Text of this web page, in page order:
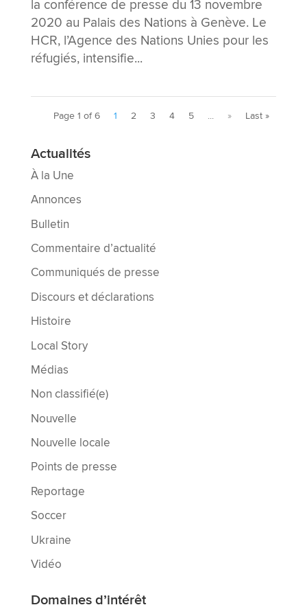
la conférence de presse du 13 novembre
2020 au Palais des Nations à Genève. Le
HCR, l’Agence des Nations Unies pour les
réfugiés, intensifie...
Page 1 of 6 1 2 3 4 5 ... » Last »
Actualités
À la Une
Annonces
Bulletin
Commentaire d’actualité
Communiqués de presse
Discours et déclarations
Histoire
Local Story
Médias
Non classifié(e)
Nouvelle
Nouvelle locale
Points de presse
Reportage
Soccer
Ukraine
Vidéo
Domaines d’intérêt